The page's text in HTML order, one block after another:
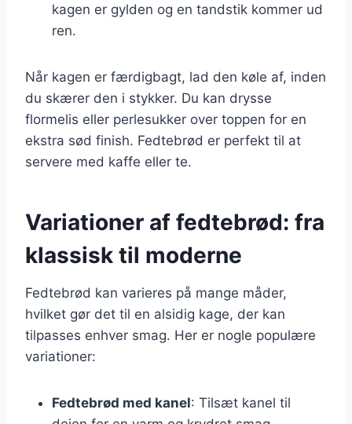
kagen er gylden og en tandstik kommer ud
ren.
Når kagen er færdigbagt, lad den køle af, inden
du skærer den i stykker. Du kan drysse
flormelis eller perlesukker over toppen for en
ekstra sød finish. Fedtebrød er perfekt til at
servere med kaffe eller te.
Variationer af fedtebrød: fra
klassisk til moderne
Fedtebrød kan varieres på mange måder,
hvilket gør det til en alsidig kage, der kan
tilpasses enhver smag. Her er nogle populære
variationer:
Fedtebrød med kanel: Tilsæt kanel til